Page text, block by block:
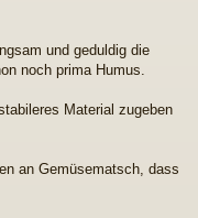
und geduldig die
noch prima Humus.
Material zugeben
an Gemüsematsch, dass